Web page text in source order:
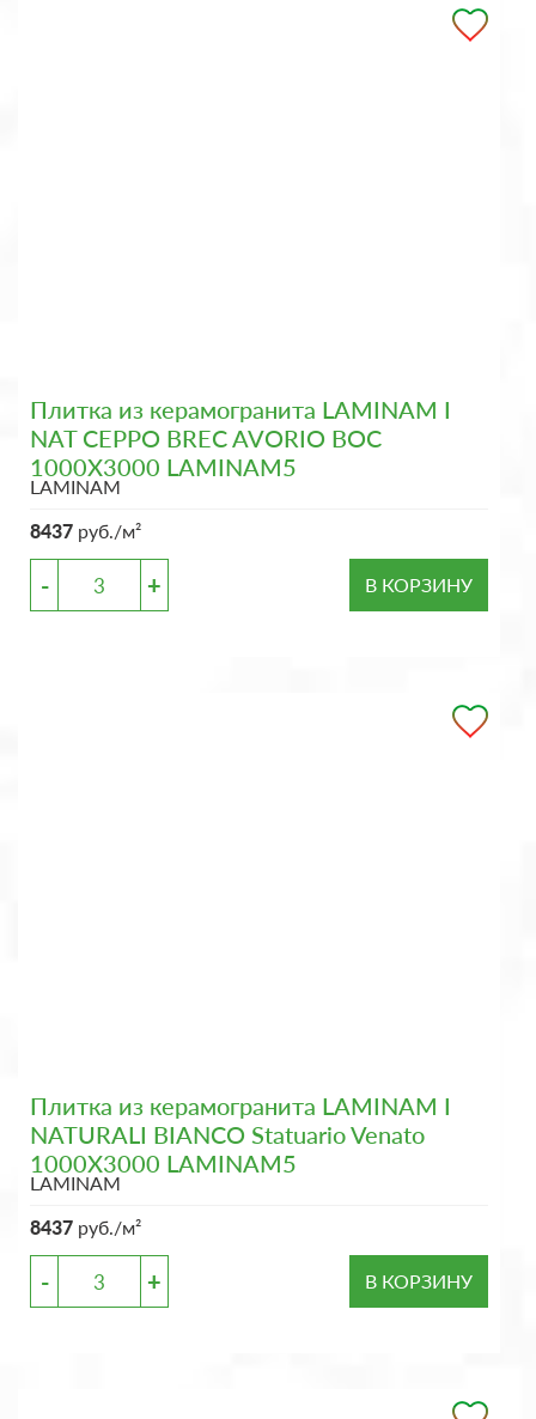
Плитка из керамогранита LAMINAM I
NAT CEPPO BREC AVORIO BOC
1000X3000 LAMINAM5
LAMINAM
8437 руб./м²
- + В КОРЗИНУ
Плитка из керамогранита LAMINAM I
NATURALI BIANCO Statuario Venato
1000X3000 LAMINAM5
LAMINAM
8437 руб./м²
- + В КОРЗИНУ